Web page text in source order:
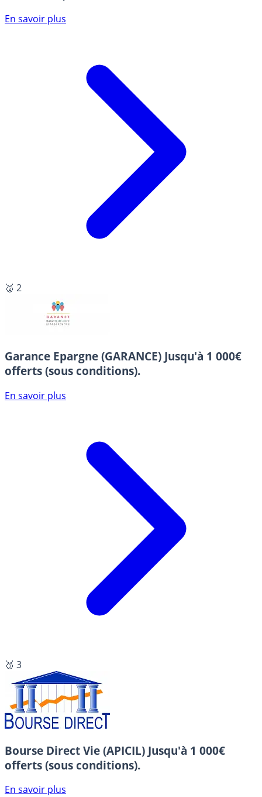
En savoir plus
🥈 2
Garance Epargne (GARANCE) Jusqu'à 1 000€
offerts (sous conditions).
En savoir plus
🥉 3
Bourse Direct Vie (APICIL) Jusqu'à 1 000€
offerts (sous conditions).
En savoir plus